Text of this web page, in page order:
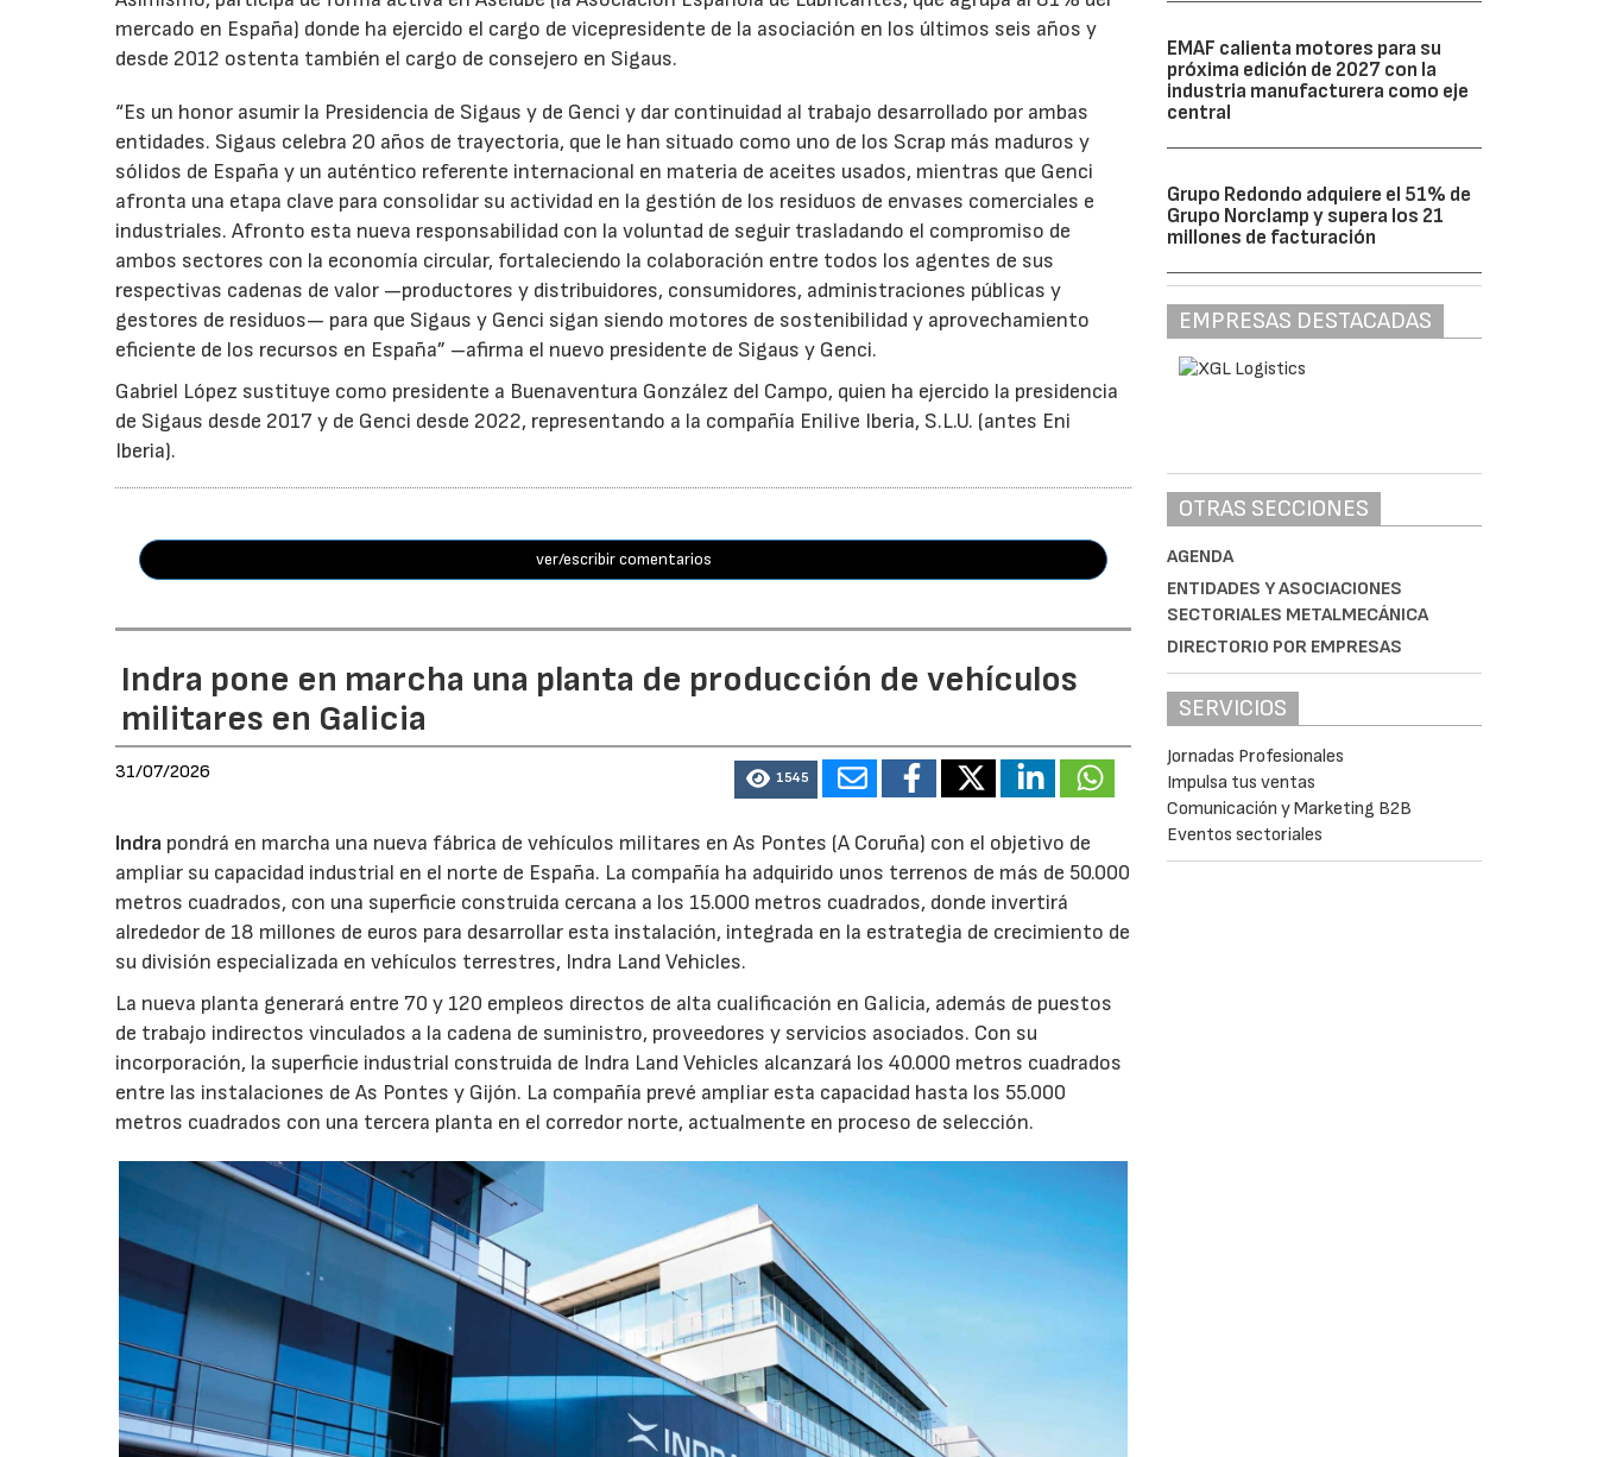
mercado en España) donde ha ejercido el cargo de vicepresidente de la asociación en los últimos seis años y
desde 2012 ostenta también el cargo de consejero en Sigaus.
“Es un honor asumir la Presidencia de Sigaus y de Genci y dar continuidad al trabajo desarrollado por ambas
entidades. Sigaus celebra 20 años de trayectoria, que le han situado como uno de los Scrap más maduros y
sólidos de España y un auténtico referente internacional en materia de aceites usados, mientras que Genci
afronta una etapa clave para consolidar su actividad en la gestión de los residuos de envases comerciales e
industriales. Afronto esta nueva responsabilidad con la voluntad de seguir trasladando el compromiso de
ambos sectores con la economía circular, fortaleciendo la colaboración entre todos los agentes de sus
respectivas cadenas de valor —productores y distribuidores, consumidores, administraciones públicas y
gestores de residuos— para que Sigaus y Genci sigan siendo motores de sostenibilidad y aprovechamiento
eficiente de los recursos en España” –afirma el nuevo presidente de Sigaus y Genci.
Gabriel López sustituye como presidente a Buenaventura González del Campo, quien ha ejercido la presidencia
de Sigaus desde 2017 y de Genci desde 2022, representando a la compañía Enilive Iberia, S.L.U. (antes Eni
Iberia).
ver/escribir comentarios
Indra pone en marcha una planta de producción de vehículos
militares en Galicia
31/07/2026 1545
Indra pondrá en marcha una nueva fábrica de vehículos militares en As Pontes (A Coruña) con el objetivo de
ampliar su capacidad industrial en el norte de España. La compañía ha adquirido unos terrenos de más de 50.000
metros cuadrados, con una superficie construida cercana a los 15.000 metros cuadrados, donde invertirá
alrededor de 18 millones de euros para desarrollar esta instalación, integrada en la estrategia de crecimiento de
su división especializada en vehículos terrestres, Indra Land Vehicles.
La nueva planta generará entre 70 y 120 empleos directos de alta cualificación en Galicia, además de puestos
de trabajo indirectos vinculados a la cadena de suministro, proveedores y servicios asociados. Con su
incorporación, la superficie industrial construida de Indra Land Vehicles alcanzará los 40.000 metros cuadrados
entre las instalaciones de As Pontes y Gijón. La compañía prevé ampliar esta capacidad hasta los 55.000
metros cuadrados con una tercera planta en el corredor norte, actualmente en proceso de selección.
EMAF calienta motores para su
próxima edición de 2027 con la
industria manufacturera como eje
central
Grupo Redondo adquiere el 51% de
Grupo Norclamp y supera los 21
millones de facturación
EMPRESAS DESTACADAS
OTRAS SECCIONES
AGENDA
ENTIDADES Y ASOCIACIONES
SECTORIALES METALMECÁNICA
DIRECTORIO POR EMPRESAS
SERVICIOS
Jornadas Profesionales
Impulsa tus ventas
Comunicación y Marketing B2B
Eventos sectoriales